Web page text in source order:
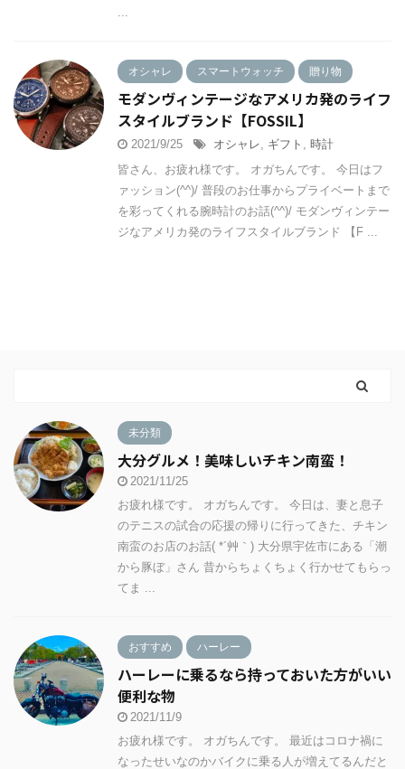
オシャレ スマートウォッチ 贈り物
モダンヴィンテージなアメリカ発のライフ
スタイルブランド【FOSSIL】
2021/9/25 オシャレ ギフト
時計
皆さん、お疲れ様です。 オガちんです。 今日はフ
ァッション(^^)/ 普段のお仕事からプライベートまで
を彩ってくれる腕時計のお話(^^)/ モダンヴィンテー
ジなアメリカ発のライフスタイルブランド 【F ...
未分類
大分グルメ！美味しいチキン南蛮！
2021/11/25
お疲れ様です。 オガちんです。 今日は、妻と息子
のテニスの試合の応援の帰りに行ってきた、チキン
南蛮のお店のお話( *´艸｀) 大分県宇佐市にある「潮
から豚ぼ」さん 昔からちょくちょく行かせてもらっ
てま ...
おすすめ ハーレー
ハーレーに乗るなら持っておいた方がいい
便利な物
2021/11/9
お疲れ様です。 オガちんです。 最近はコロナ禍に
なったせいなのかバイクに乗る人が増えてるんだと